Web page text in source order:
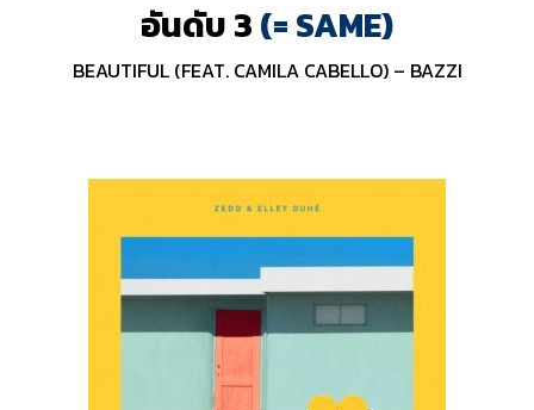
อันดับ 3(= SAME)
BEAUTIFUL (FEAT. CAMILA CABELLO) – BAZZI